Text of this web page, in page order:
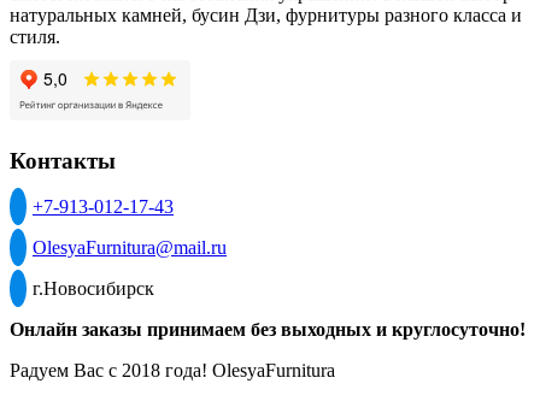
натуральных камней, бусин Дзи, фурнитуры разного класса и
стиля.
Контакты
+7-913-012-17-43
OlesyaFurnitura@mail.ru
г.Новосибирск
Онлайн заказы принимаем без выходных и круглосуточно!
Радуем Вас с 2018 года! OlesyaFurnitura